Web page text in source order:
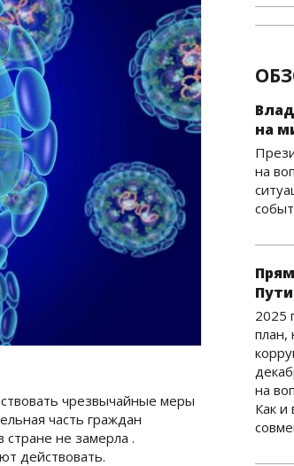
чрезвычайные меры
часть граждан
стране не замерла .
действовать.
на
на
2025
план,
на
Как и